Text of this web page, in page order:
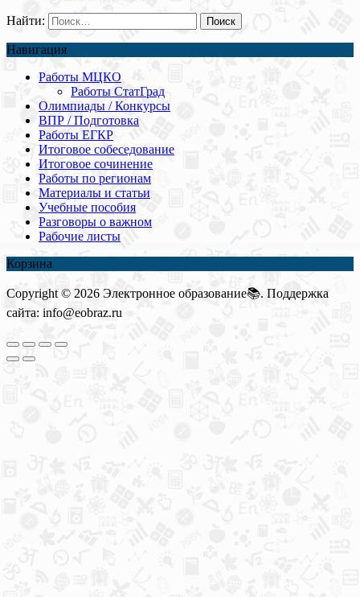
Найти:
Навигация
Работы МЦКО
Работы СтатГрад
Олимпиады / Конкурсы
ВПР / Подготовка
Работы ЕГКР
Итоговое собеседование
Итоговое сочинение
Работы по регионам
Материалы и статьи
Учебные пособия
Разговоры о важном
Рабочие листы
Корзина
Copyright © 2026 Электронное образование📚. Поддержка
сайта: info@eobraz.ru